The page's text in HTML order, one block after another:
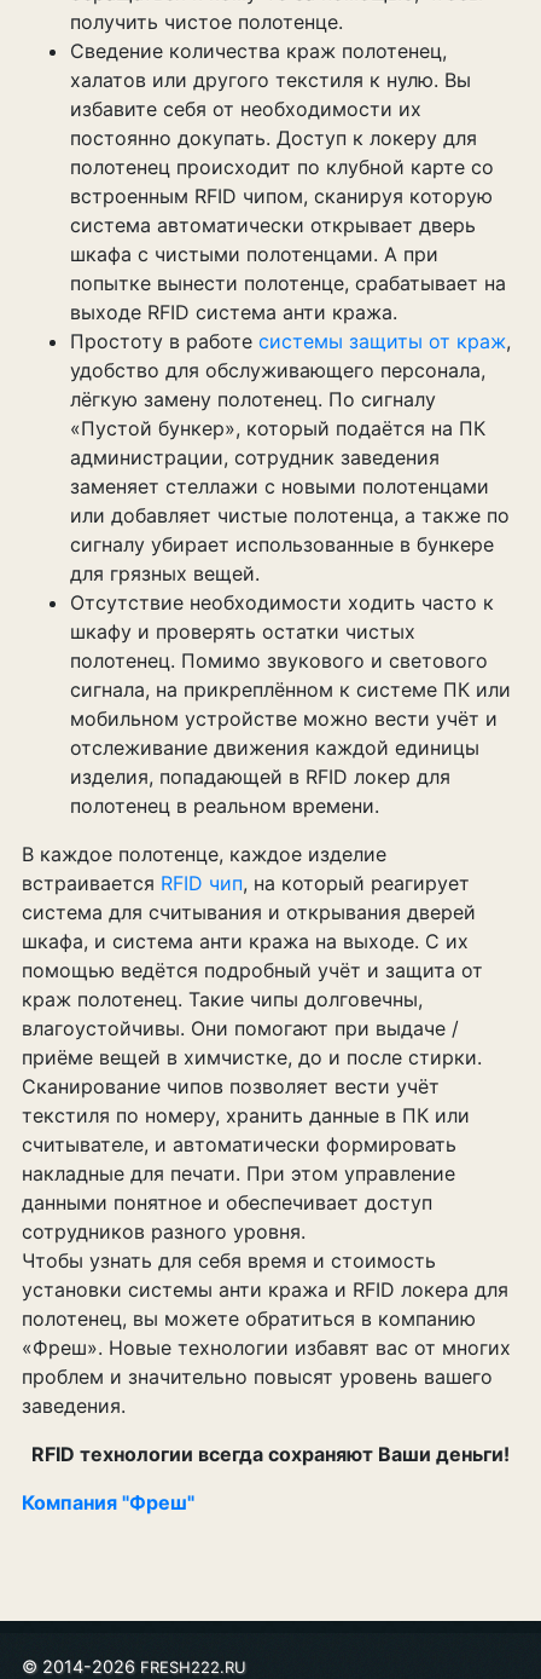
получить чистое полотенце.
Сведение количества краж полотенец,
халатов или другого текстиля к нулю. Вы
избавите себя от необходимости их
постоянно докупать. Доступ к локеру для
полотенец происходит по клубной карте со
встроенным RFID чипом, сканируя которую
система автоматически открывает дверь
шкафа с чистыми полотенцами. А при
попытке вынести полотенце, срабатывает на
выходе RFID система анти кража.
Простоту в работе системы защиты от краж,
удобство для обслуживающего персонала,
лёгкую замену полотенец. По сигналу
«Пустой бункер», который подаётся на ПК
администрации, сотрудник заведения
заменяет стеллажи с новыми полотенцами
или добавляет чистые полотенца, а также по
сигналу убирает использованные в бункере
для грязных вещей.
Отсутствие необходимости ходить часто к
шкафу и проверять остатки чистых
полотенец. Помимо звукового и светового
сигнала, на прикреплённом к системе ПК или
мобильном устройстве можно вести учёт и
отслеживание движения каждой единицы
изделия, попадающей в RFID локер для
полотенец в реальном времени.
В каждое полотенце, каждое изделие
встраивается RFID чип, на который реагирует
система для считывания и открывания дверей
шкафа, и система анти кража на выходе. С их
помощью ведётся подробный учёт и защита от
краж полотенец. Такие чипы долговечны,
влагоустойчивы. Они помогают при выдаче /
приёме вещей в химчистке, до и после стирки.
Сканирование чипов позволяет вести учёт
текстиля по номеру, хранить данные в ПК или
считывателе, и автоматически формировать
накладные для печати. При этом управление
данными понятное и обеспечивает доступ
сотрудников разного уровня.
Чтобы узнать для себя время и стоимость
установки системы анти кража и RFID локера для
полотенец, вы можете обратиться в компанию
«Фреш». Новые технологии избавят вас от многих
проблем и значительно повысят уровень вашего
заведения.
RFID технологии всегда сохраняют Ваши деньги!
Компания "Фреш"
© 2014-2026 FRESH222.RU